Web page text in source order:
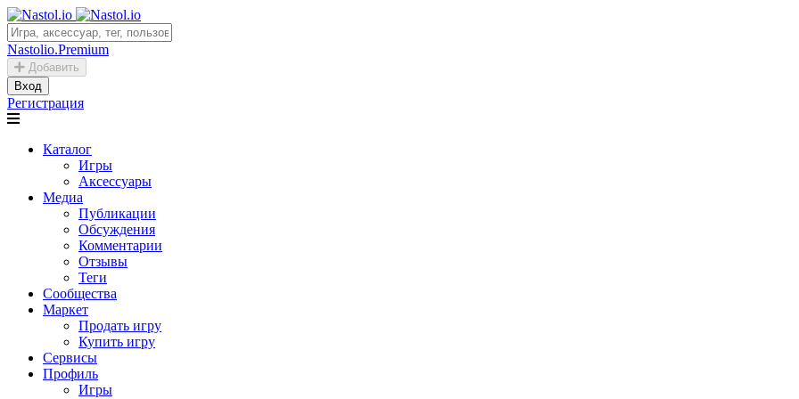
Nastolio.Premium
Добавить
Вход
Регистрация
Каталог
Игры
Аксессуары
Медиа
Публикации
Обсуждения
Комментарии
Отзывы
Теги
Сообщества
Маркет
Продать игру
Купить игру
Сервисы
Профиль
Игры